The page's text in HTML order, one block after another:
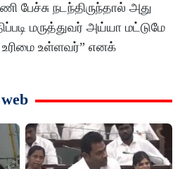
பேச்சு நடந்திருந்தால் அது
மருத்துவர் அய்யா மட்டுமே
உரிமை உள்ளவர்” எனக்